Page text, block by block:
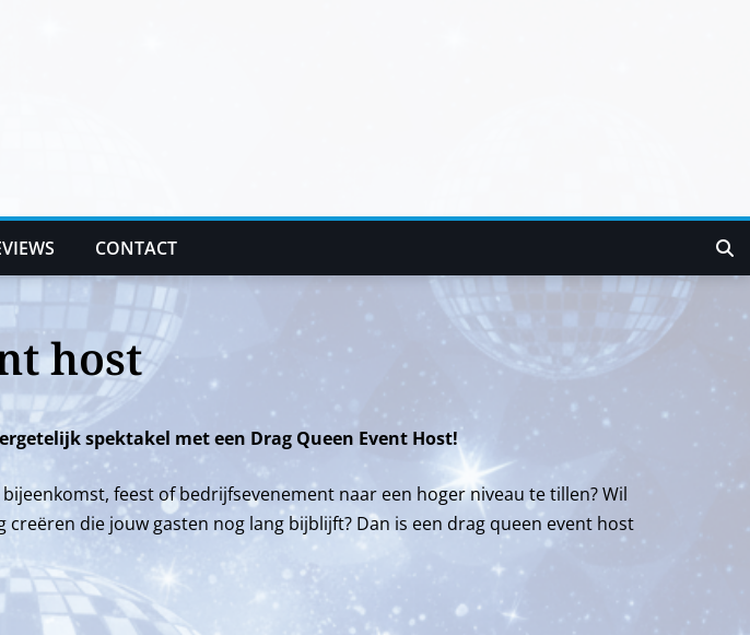
CONTACT
host
spektakel met een Drag Queen Event Host!
feest of bedrijfsevenement naar een hoger niveau te tillen? Wil
creëren die jouw gasten nog lang bijblijft? Dan is een drag queen event host